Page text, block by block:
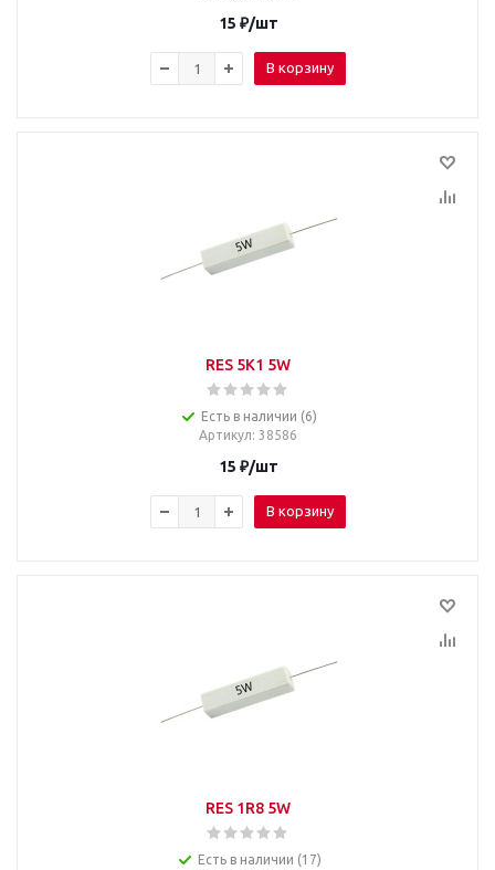
15 ₽/шт
В корзину
RES 5K1 5W
Есть в наличии (6)
Артикул: 38586
15 ₽/шт
В корзину
RES 1R8 5W
Есть в наличии (17)